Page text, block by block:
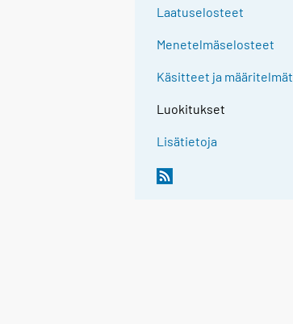
Laatuselosteet
Menetelmäselosteet
Käsitteet ja määritelmät
Luokitukset
Lisätietoja